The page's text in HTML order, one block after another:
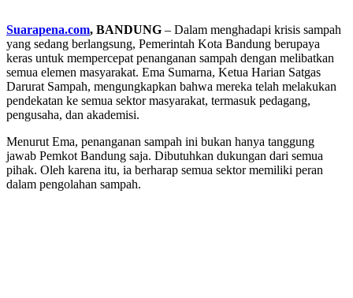
Suarapena.com, BANDUNG – Dalam menghadapi krisis sampah
yang sedang berlangsung, Pemerintah Kota Bandung berupaya
keras untuk mempercepat penanganan sampah dengan melibatkan
semua elemen masyarakat. Ema Sumarna, Ketua Harian Satgas
Darurat Sampah, mengungkapkan bahwa mereka telah melakukan
pendekatan ke semua sektor masyarakat, termasuk pedagang,
pengusaha, dan akademisi.
Menurut Ema, penanganan sampah ini bukan hanya tanggung
jawab Pemkot Bandung saja. Dibutuhkan dukungan dari semua
pihak. Oleh karena itu, ia berharap semua sektor memiliki peran
dalam pengolahan sampah.